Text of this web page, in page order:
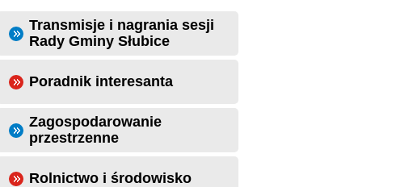
Transmisje i nagrania sesji
Rady Gminy Słubice
Poradnik interesanta
Zagospodarowanie
przestrzenne
Rolnictwo i środowisko